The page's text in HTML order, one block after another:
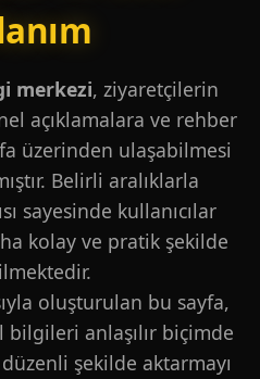
merkezi, ziyaretçilerin
açıklamalara ve rehber
üzerinden ulaşabilmesi
Belirli aralıklarla
sayesinde kullanıcılar
kolay ve pratik şekilde
oluşturulan bu sayfa,
bilgileri anlaşılır biçimde
düzenli şekilde aktarmayı